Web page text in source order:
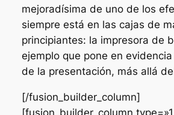
mejoradísima de uno de los
siempre está en las cajas de
principiantes: la impresora de
ejemplo que pone en
de la presentación, más allá
[/fusion_builder_column]
[fusion_builder_column